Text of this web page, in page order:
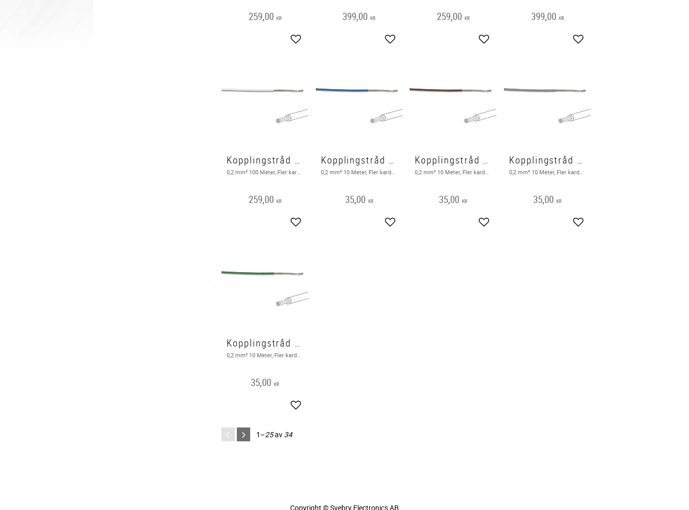
259,00 KR
Lägg till i favoriter
399,00 KR
Lägg till i favoriter
259,00 KR
Lägg till i favoriter
399,00 KR
Lägg till i favoriter
Kopplingstråd FK 100m, vit
259,00 KR
Lägg till i favoriter
Kopplingstråd FK 10m, blå
0,2 mm² 10 Meter, Fler karderlig, Blå
35,00 KR
Lägg till i favoriter
Kopplingstråd FK 10m, brun
35,00 KR
Lägg till i favoriter
Kopplingstråd FK 10m, Grå
35,00 KR
Lägg till i favoriter
Kopplingstråd FK 10m, grön
35,00 KR
Lägg till i favoriter
1–25av 34
Copyright © Svebry Electronics AB